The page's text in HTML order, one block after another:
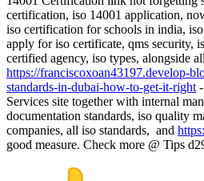
certification, iso 14001 application,
iso certification for schools in india,
apply for iso certificate, qms security,
certified agency, iso types, alongside
https://franciscoxoan43197.develop-
standards-in-dubai-how-to-get-it-right
Services site together with internal
documentation standards, iso quality
companies, all iso standards, and
good measure. Check more @ Tips